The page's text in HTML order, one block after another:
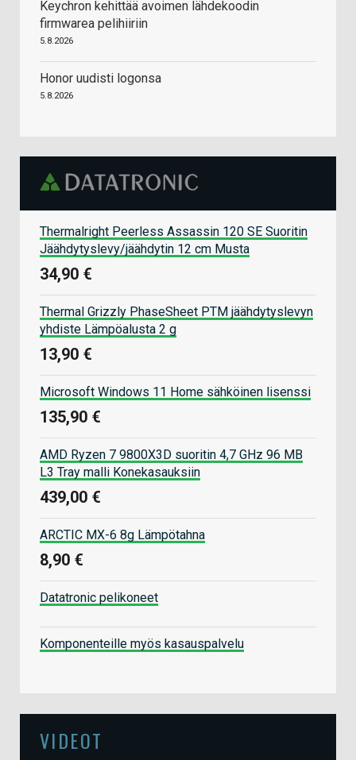
Keychron kehittää avoimen lähdekoodin
firmwarea pelihiiriin
5.8.2026
Honor uudisti logonsa
5.8.2026
Thermalright Peerless Assassin 120 SE Suoritin
Jäähdytyslevy/jäähdytin 12 cm Musta
34,90 €
Thermal Grizzly PhaseSheet PTM jäähdytyslevyn
yhdiste Lämpöalusta 2 g
13,90 €
Microsoft Windows 11 Home sähköinen lisenssi
135,90 €
AMD Ryzen 7 9800X3D suoritin 4,7 GHz 96 MB
L3 Tray malli Konekasauksiin
439,00 €
ARCTIC MX-6 8g Lämpötahna
8,90 €
Datatronic pelikoneet
Komponenteille myös kasauspalvelu
VIDEOT